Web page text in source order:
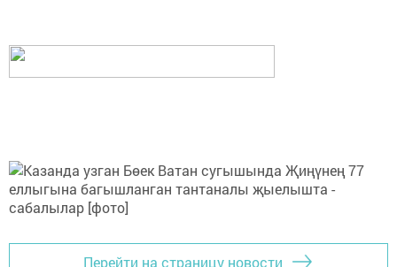
Перейти на страницу новости